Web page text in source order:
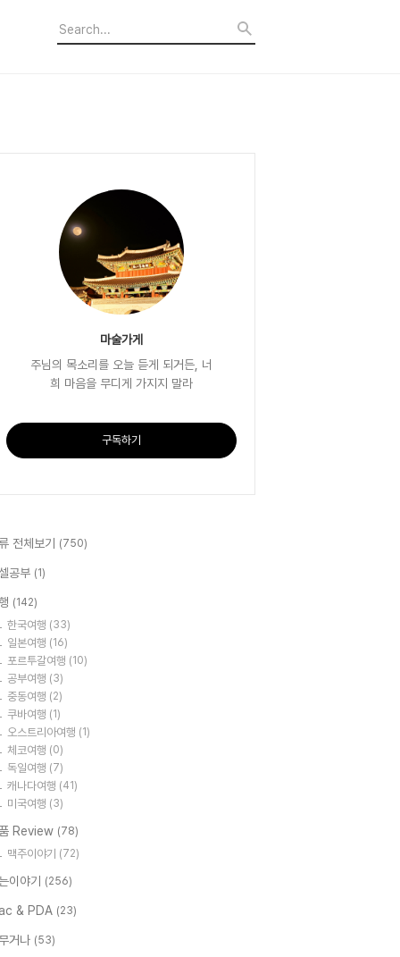
마술가게
주님의 목소리를 오늘 듣게 되거든, 너
희 마음을 무디게 가지지 말라
구독하기
전체보기 (750)
공부 (1)
(142)
한국여행 (33)
일본여행 (16)
포르투갈여행 (10)
공부여행 (3)
중동여행 (2)
쿠바여행 (1)
오스트리아여행 (1)
체코여행 (0)
독일여행 (7)
캐나다여행 (41)
미국여행 (3)
Review (78)
맥주이야기 (72)
이야기 (256)
& PDA (23)
거나 (53)